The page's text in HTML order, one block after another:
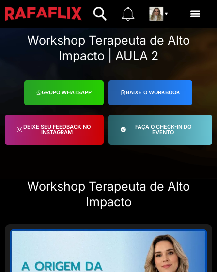
Workshop Terapeuta de Alto
Impacto | AULA 2
GRUPO WHATSAPP
DEIXE SEU FEEDBACK NO
INSTAGRAM
BAIXE O WORKBOOK
FAÇA O CHECK-IN DO
EVENTO
Workshop Terapeuta de Alto
Impacto